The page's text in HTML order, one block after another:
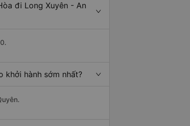
đi Long Xuyên - An
khởi hành sớm nhất?